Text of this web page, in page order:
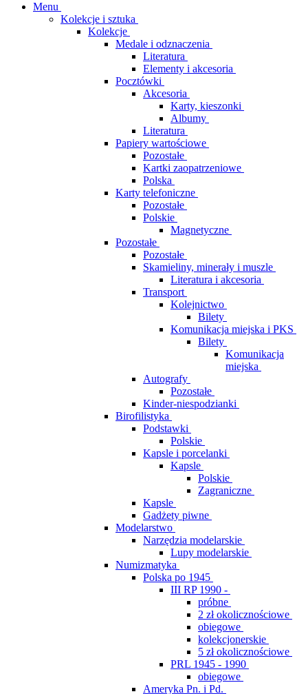
Menu
Kolekcje i sztuka
Kolekcje
Medale i odznaczenia
Literatura
Elementy i akcesoria
Pocztówki
Akcesoria
Karty, kieszonki
Albumy
Literatura
Papiery wartościowe
Pozostałe
Kartki zaopatrzeniowe
Polska
Karty telefoniczne
Pozostałe
Polskie
Magnetyczne
Pozostałe
Pozostałe
Skamieliny, minerały i muszle
Literatura i akcesoria
Transport
Kolejnictwo
Bilety
Komunikacja miejska i PKS
Bilety
Komunikacja
miejska
Autografy
Pozostałe
Kinder-niespodzianki
Birofilistyka
Podstawki
Polskie
Kapsle i porcelanki
Kapsle
Polskie
Zagraniczne
Kapsle
Gadżety piwne
Modelarstwo
Narzędzia modelarskie
Lupy modelarskie
Numizmatyka
Polska po 1945
III RP 1990 -
próbne
2 zł okolicznościowe
obiegowe
kolekcjonerskie
5 zł okolicznościowe
PRL 1945 - 1990
obiegowe
Ameryka Pn. i Pd.